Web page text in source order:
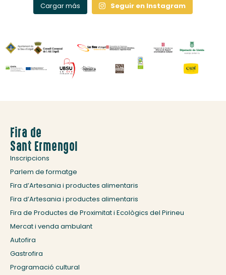
Cargar más Seguir en Instagram
Fira de
Sant Ermengol
Inscripcions
Parlem de formatge
Fira d’Artesania i productes alimentaris
Fira d’Artesania i productes alimentaris
Fira de Productes de Proximitat i Ecològics del Pirineu
Mercat i venda ambulant
Autofira
Gastrofira
Programació cultural